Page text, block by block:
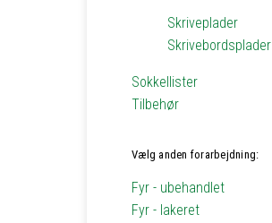
Skriveplader
Skrivebordsplader
Sokkellister
Tilbehør
Vælg anden forarbejdning:
Fyr - ubehandlet
Fyr - lakeret